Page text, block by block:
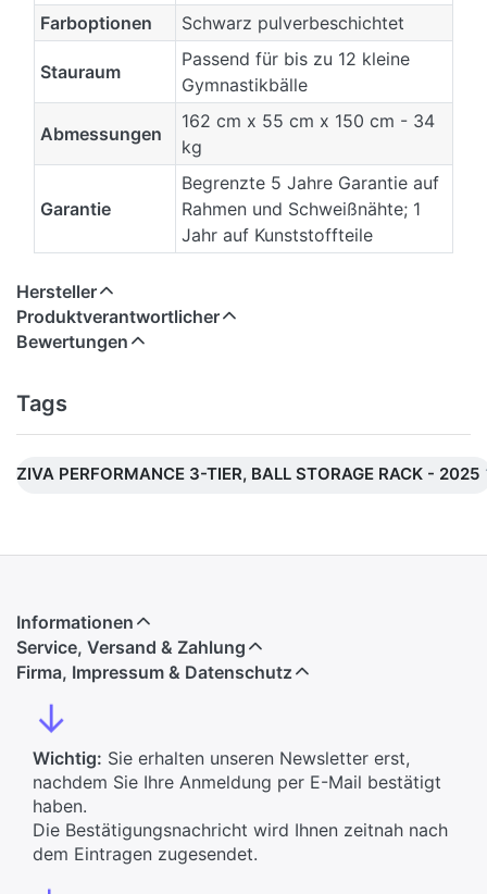
Farboptionen
Schwarz pulverbeschichtet
Stauraum
Passend für bis zu 12 kleine
Gymnastikbälle
Abmessungen
162 cm x 55 cm x 150 cm - 34
kg
Garantie
Begrenzte 5 Jahre Garantie auf
Rahmen und Schweißnähte; 1
Jahr auf Kunststoffteile
Hersteller
Produktverantwortlicher
Bewertungen
Tags
ZIVA PERFORMANCE 3-TIER, BALL STORAGE RACK - 2025
Informationen
Service, Versand & Zahlung
Firma, Impressum & Datenschutz
↓
Wichtig: Sie erhalten unseren Newsletter erst,
nachdem Sie Ihre Anmeldung per E-Mail bestätigt
haben.
Die Bestätigungsnachricht wird Ihnen zeitnah nach
dem Eintragen zugesendet.